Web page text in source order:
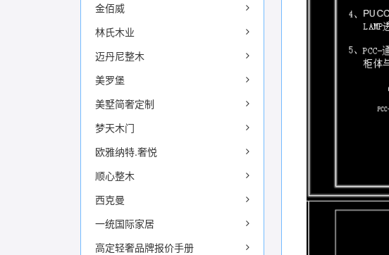
金佰威
林氏木业
迈丹尼整木
美罗堡
美墅简奢定制
梦天木门
欧雅纳特.奢悦
顺心整木
西克曼
一统国际家居
高定轻奢品牌报价手册